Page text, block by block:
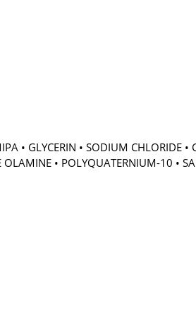
• GLYCERIN • SODIUM CHLORIDE •
OLAMINE • POLYQUATERNIUM-10 •